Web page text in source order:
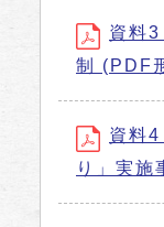
資料
制 (PDF
資料
り」実